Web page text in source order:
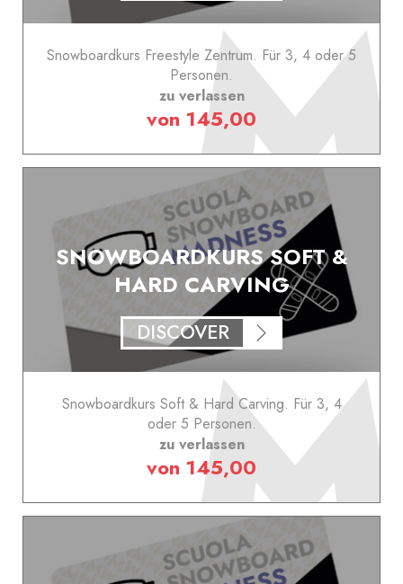
Snowboardkurs Freestyle Zentrum. Für 3, 4 oder 5
Personen.
zu verlassen
von 145,00
SNOWBOARDKURS SOFT &
HARD CARVING
DISCOVER
Snowboardkurs Soft & Hard Carving. Für 3, 4
oder 5 Personen.
zu verlassen
von 145,00